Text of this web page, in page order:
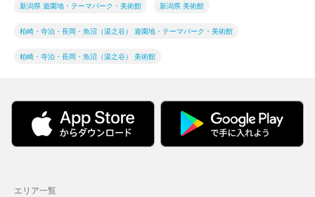
新潟県 遊園地・テーマパーク・美術館 新潟県 美術館
柏崎・寺泊・長岡・魚沼（湯之谷） 遊園地・テーマパーク・美術館
柏崎・寺泊・長岡・魚沼（湯之谷） 美術館
エリア一覧